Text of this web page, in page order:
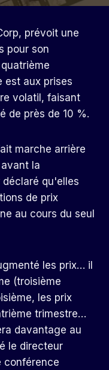
prévoit une
pour son
est aux prises
volatil, faisant
de près de 10 %.
marche arrière
la
qu'elles
de prix
au cours du seul
les prix… il
(troisième
les prix
trimestre…
davantage au
le directeur
conférence